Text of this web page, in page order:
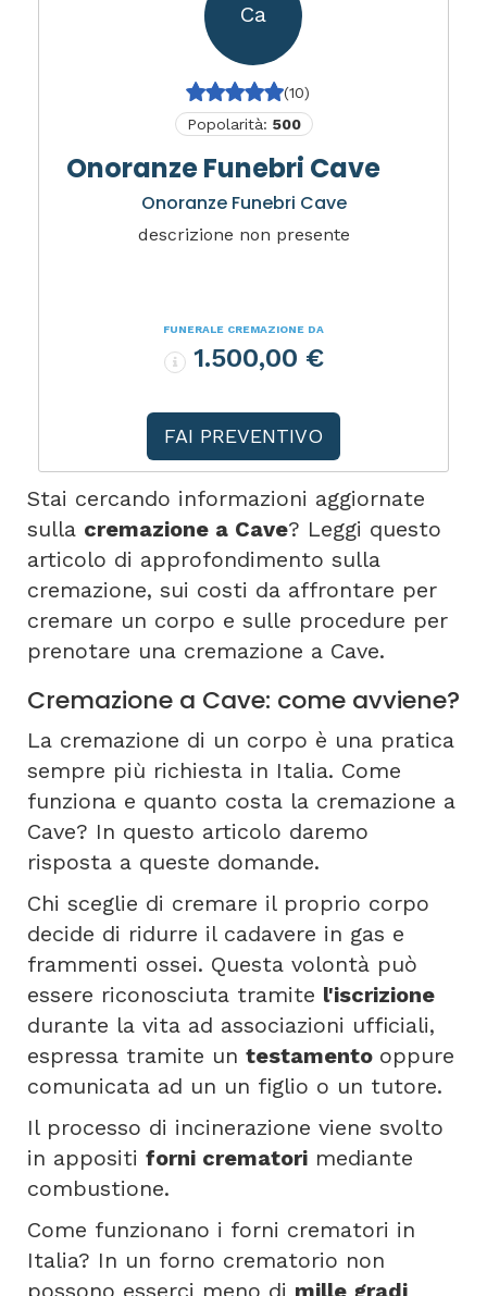
Ca
(10)
Popolarità: 500
Onoranze Funebri Cave
Onoranze Funebri Cave
descrizione non presente
FUNERALE CREMAZIONE DA
1.500,00 €
FAI PREVENTIVO
Stai cercando informazioni aggiornate
sulla cremazione a Cave? Leggi questo
articolo di approfondimento sulla
cremazione, sui costi da affrontare per
cremare un corpo e sulle procedure per
prenotare una cremazione a Cave.
Cremazione a Cave: come avviene?
La cremazione di un corpo è una pratica
sempre più richiesta in Italia. Come
funziona e quanto costa la cremazione a
Cave? In questo articolo daremo
risposta a queste domande.
Chi sceglie di cremare il proprio corpo
decide di ridurre il cadavere in gas e
frammenti ossei. Questa volontà può
essere riconosciuta tramite l'iscrizione
durante la vita ad associazioni ufficiali,
espressa tramite un testamento oppure
comunicata ad un un figlio o un tutore.
Il processo di incinerazione viene svolto
in appositi forni crematori mediante
combustione.
Come funzionano i forni crematori in
Italia? In un forno crematorio non
possono esserci meno di mille gradi